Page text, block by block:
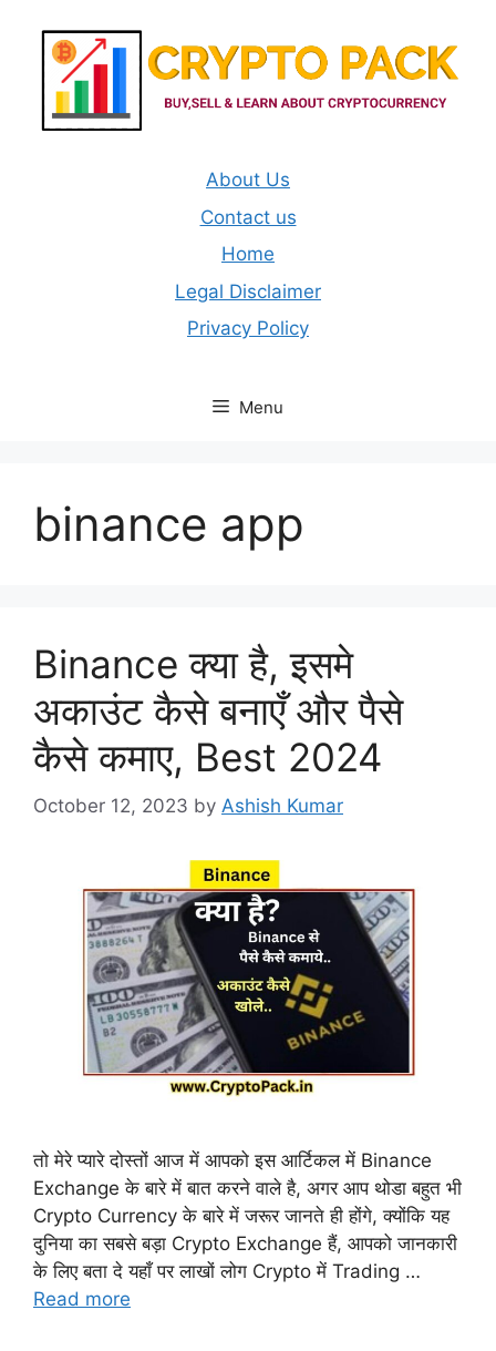
content
About Us
Contact us
Home
Legal Disclaimer
Privacy Policy
Menu
binance app
Binance क्या है, इसमे
अकाउंट कैसे बनाएँ और पैसे
कैसे कमाए, Best 2024
October 12, 2023 by Ashish Kumar
तो मेरे प्यारे दोस्तों आज में आपको इस आर्टिकल में Binance
Exchange के बारे में बात करने वाले है, अगर आप थोडा बहुत भी
Crypto Currency के बारे में जरूर जानते ही होंगे, क्योंकि यह
दुनिया का सबसे बड़ा Crypto Exchange हैं, आपको जानकारी
के लिए बता दे यहाँ पर लाखों लोग Crypto में Trading …
Read more